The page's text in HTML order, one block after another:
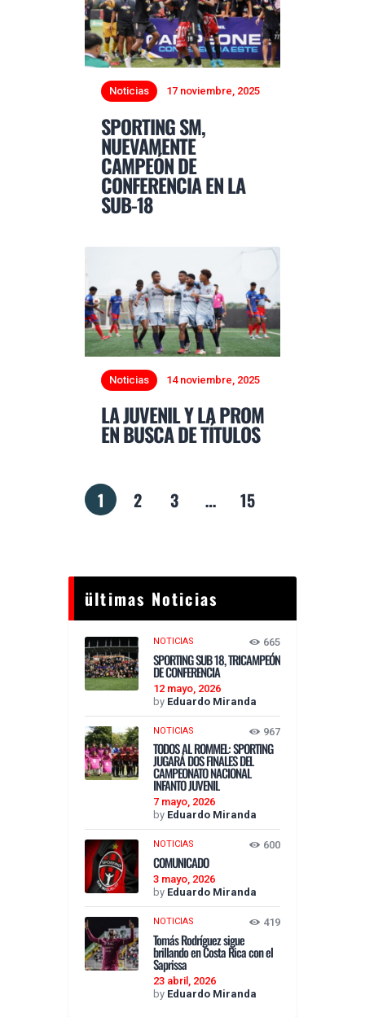
Noticias 17 noviembre, 2025
SPORTING SM,
NUEVAMENTE
CAMPEÓN DE
CONFERENCIA EN LA
SUB-18
Noticias 14 noviembre, 2025
LA JUVENIL Y LA PROM
EN BUSCA DE TÍTULOS
1 2 3 … 15
ültimas Noticias
NOTICIAS 665
SPORTING SUB 18, TRICAMPEÓN
DE CONFERENCIA
12 mayo, 2026
by Eduardo Miranda
NOTICIAS 967
TODOS AL ROMMEL: SPORTING
JUGARÁ DOS FINALES DEL
CAMPEONATO NACIONAL
INFANTO JUVENIL
7 mayo, 2026
by Eduardo Miranda
NOTICIAS 600
COMUNICADO
3 mayo, 2026
by Eduardo Miranda
NOTICIAS 419
Tomás Rodríguez sigue
brillando en Costa Rica con el
Saprissa
23 abril, 2026
by Eduardo Miranda